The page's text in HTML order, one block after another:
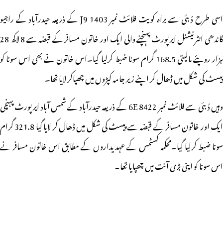
اسی طرح دُبئی سے براہ کویت فلائٹ نمبر J9 1403 کے ذریعہ حیدرآباد کے راجیو
گاندھی انٹرنیشنل ایرپورٹ پہنچنے والی ایک اور خاتون مسافر کے قبضہ سے 8 لاکھ 28
ہزار روپئے مالیتی 168.5 گرام سونا ضبط کرلیا گیا۔اس خاتون نے بھی اس سونا کو
پیسٹ کی شکل میں ڈھال کر اپنے زیر جامہ کپڑوں میں چھپاکر لایا تھا۔
وہیں دُبئی سے فلائٹ نمبر 6E 8422 کے ذریعہ حیدرآباد کے شمس آباد ایرپورٹ پہنچی
ایک اور خاتون مسافر کے قبضہ سے پیسٹ کی شکل میں ڈھال کر لایا گیا 321.8 گرام
سونا ضبط کرلیا گیا۔محکمہ کسٹمس کے عہدیداروں کے مطابق اس خاتون مسافر نے
اس سونا کو اپنی بڑی آنت میں چھپایا تھا۔